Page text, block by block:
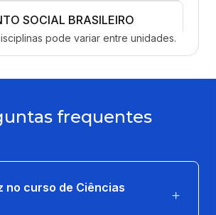
SOCIAL BRASILEIRO
CULTURAL
SOCIOECONÔMICA E POL.
pode variar entre unidades.
frequentes
no curso de Ciências